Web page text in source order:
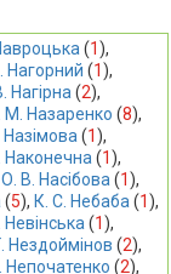
(1),
Нагорний (1),
Нагірна (2),
І. М. Назаренко (8),
Назімова (1),
Наконечна (1),
О. В. Насібова (1),
(5), К. С. Небаба (1),
Невінська (1),
Нездоймінов (2),
Непочатенко (2),